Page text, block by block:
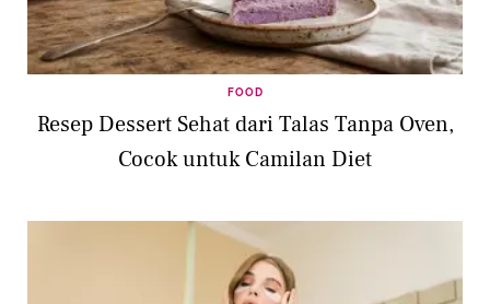
FOOD
Resep Dessert Sehat dari Talas Tanpa Oven,
Cocok untuk Camilan Diet